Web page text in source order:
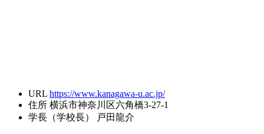
URL https://www.kanagawa-u.ac.jp/
住所 横浜市神奈川区六角橋3-27-1
学長（学校長）
戸田龍介